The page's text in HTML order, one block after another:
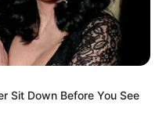
Sit Down Before You See